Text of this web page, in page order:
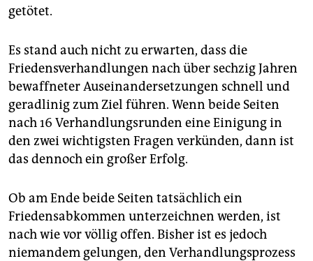
getötet.
Es stand auch nicht zu erwarten, dass die
Friedensverhandlungen nach über sechzig Jahren
bewaffneter Auseinandersetzungen schnell und
geradlinig zum Ziel führen. Wenn beide Seiten
nach 16 Verhandlungsrunden eine Einigung in
den zwei wichtigsten Fragen verkünden, dann ist
das dennoch ein großer Erfolg.
Ob am Ende beide Seiten tatsächlich ein
Friedensabkommen unterzeichnen werden, ist
nach wie vor völlig offen. Bisher ist es jedoch
niemandem gelungen, den Verhandlungsprozess